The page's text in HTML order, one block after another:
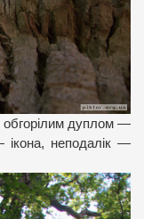
обгорілим дуплом —
ікона, неподалік —